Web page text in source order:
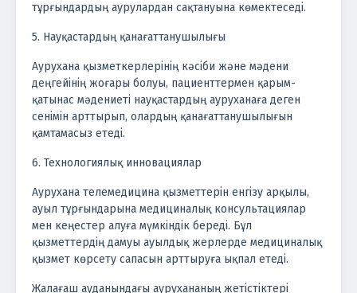
тұрғындардың аурулардан сақтануына көмектеседі.
5. Науқастардың қанағаттанушылығы
Аурухана қызметкерлерінің кәсіби және мәдени
деңгейінің жоғары болуы, пациенттермен қарым-
қатынас мәдениеті науқастардың ауруханаға деген
сенімін арттырып, олардың қанағаттанушылығын
қамтамасыз етеді.
6. Технологиялық инновациялар
Аурухана телемедицина қызметтерін енгізу арқылы,
ауыл тұрғындарына медициналық консультациялар
мен кеңестер алуға мүмкіндік береді. Бұл
қызметтердің дамуы ауылдық жерлерде медициналық
қызмет көрсету сапасын арттыруға ықпал етеді.
Жалағаш ауданындағы аурухананың жетістіктері